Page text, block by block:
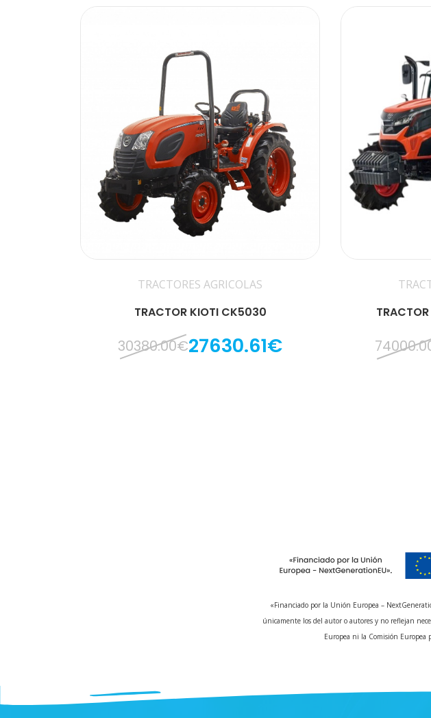
TRACTORES AGRICOLAS
TRACTOR KIOTI CK5030
30380.00€27630.61€
«Financiado por la Unión Europea –
únicamente los del autor o autores y no reflejan
Europea ni la Comisión Europea